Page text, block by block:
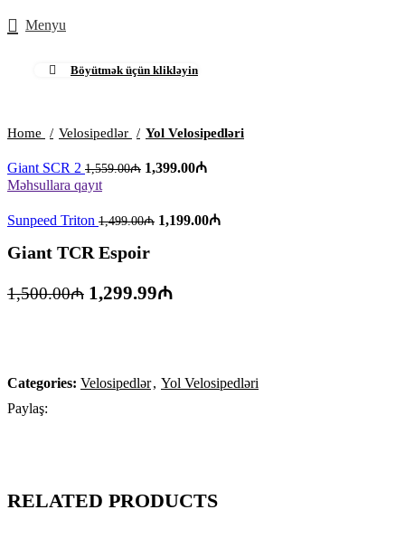
Menyu
Böyütmək üçün klikləyin
Home Velosipedlər Yol Velosipedləri
Giant SCR 2 1,559.00₼ 1,399.00₼
Məhsullara qayıt
Sunpeed Triton 1,499.00₼ 1,199.00₼
Giant TCR Espoir
1,500.00₼ 1,299.99₼
Categories: Velosipedlər, Yol Velosipedləri
Paylaş:
RELATED PRODUCTS